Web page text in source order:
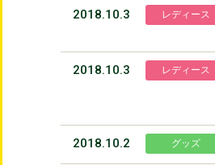
2018.10.3 レディース
2018.10.3 レディース
2018.10.2 グッズ